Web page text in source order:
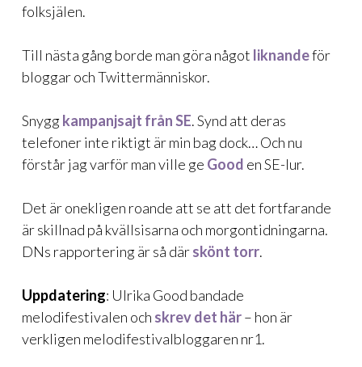
folksjälen.
Till nästa gång borde man göra något liknandeför
bloggar och Twittermänniskor.
Snyggkampanjsajt från SE. Synd att deras
telefoner inte riktigt är min bag dock… Och nu
förstår jag varför man ville ge Good en SE-lur.
Det är onekligen roande att se att det fortfarande
är skillnad på kvällsisarna och morgontidningarna.
DNs rapportering är så därskönt torr.
Uppdatering: Ulrika Good bandade
melodifestivalen och skrev det här– hon är
verkligen melodifestivalbloggaren nr1.